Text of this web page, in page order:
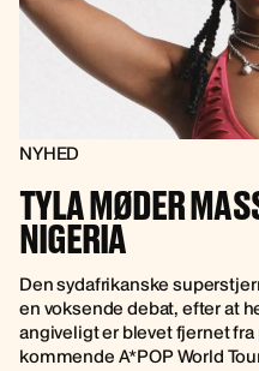
NYHED
TYLA MØDER
NIGERIA
Den sydafrikanske
en voksende debat, efter at
angiveligt er blevet fjernet
kommende A*POP World